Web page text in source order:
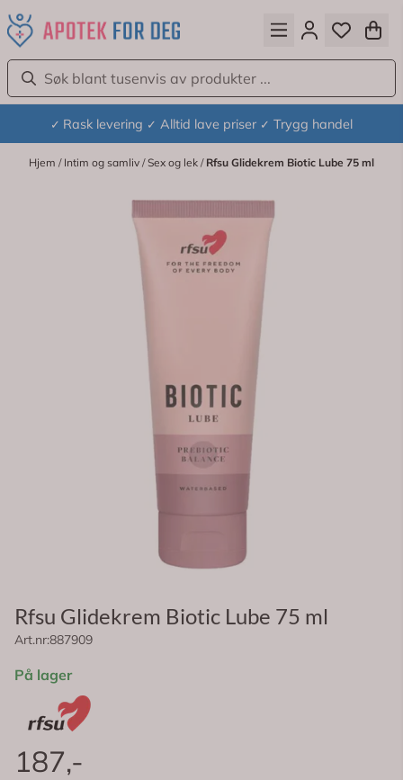
Hopp til innhold
✓ Rask levering ✓ Alltid lave priser ✓ Trygg handel
Hjem / Intim og samliv /Sex og lek / Rfsu Glidekrem Biotic Lube 75 ml
Rfsu Glidekrem Biotic Lube 75 ml
Art.nr:887909
På lager
187,-